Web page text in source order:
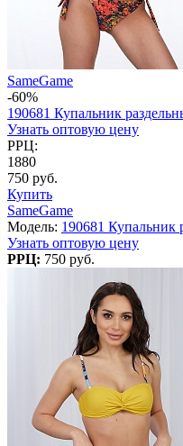
SameGame
-60%
190681 Купальник
Узнать оптовую цену
РРЦ:
1880
750 руб.
Купить
SameGame
Модель: 190681 Купальник
Узнать оптовую цену
РРЦ: 750 руб.